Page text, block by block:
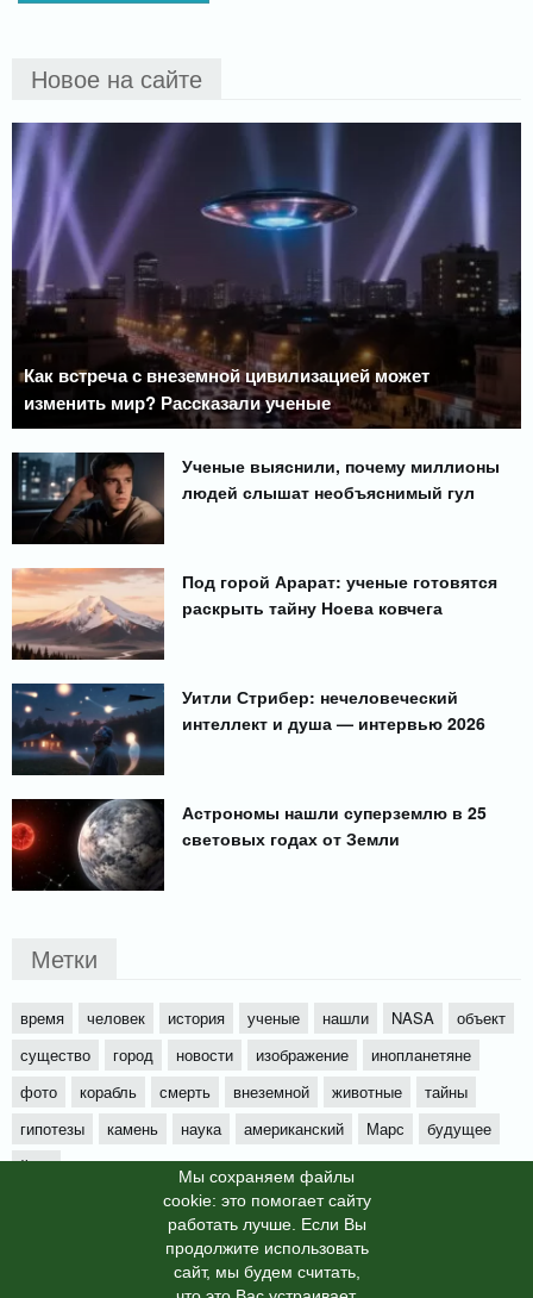
Мы cохраняем файлы
cookie: это помогает сайту
работать лучше. Если Вы
продолжите использовать
сайт, мы будем считать,
Новое на сайте
Как встреча с внеземной цивилизацией может
изменить мир? Рассказали ученые
Ученые выяснили, почему миллионы
людей слышат необъяснимый гул
Под горой Арарат: ученые готовятся
раскрыть тайну Ноева ковчега
Уитли Стрибер: нечеловеческий
интеллект и душа — интервью 2026
Астрономы нашли суперземлю в 25
световых годах от Земли
Метки
время человек история ученые нашли NASA
объект
существо
город новости изображение
инопланетяне
фото
корабль смерть внеземной животные
тайны
гипотезы
камень наука американский Марс
будущее
йети
© info-dimurra.ru 2025г. This site is protected by